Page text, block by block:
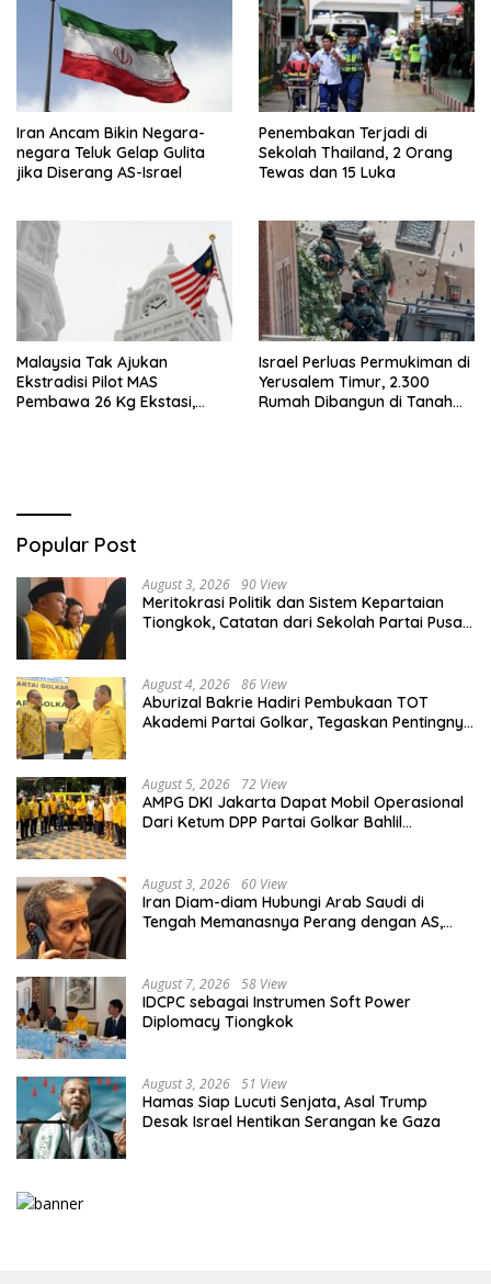
Iran Ancam Bikin Negara-
negara Teluk Gelap Gulita
jika Diserang AS-Israel
Penembakan Terjadi di
Sekolah Thailand, 2 Orang
Tewas dan 15 Luka
Malaysia Tak Ajukan
Ekstradisi Pilot MAS
Pembawa 26 Kg Ekstasi,
Israel Perluas Permukiman di
Yerusalem Timur, 2.300
Rumah Dibangun di Tanah
Popular Post
August 3, 2026 90 View
Meritokrasi Politik dan Sistem Kepartaian
Tiongkok, Catatan dari Sekolah Partai Pusat
August 4, 2026 86 View
Aburizal Bakrie Hadiri Pembukaan TOT
Akademi Partai Golkar, Tegaskan Pentingnya
August 5, 2026 72 View
AMPG DKI Jakarta Dapat Mobil Operasional
Dari Ketum DPP Partai Golkar Bahlil
August 3, 2026 60 View
Iran Diam-diam Hubungi Arab Saudi di
Tengah Memanasnya Perang dengan AS,
August 7, 2026 58 View
IDCPC sebagai Instrumen Soft Power
Diplomacy Tiongkok
August 3, 2026 51 View
Hamas Siap Lucuti Senjata, Asal Trump
Desak Israel Hentikan Serangan ke Gaza